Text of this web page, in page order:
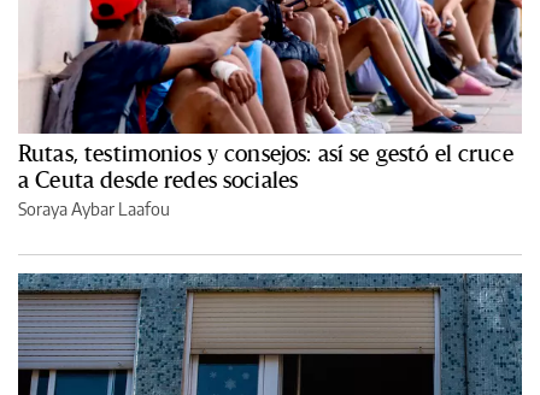
Rutas, testimonios y consejos: así se gestó el cruce
a Ceuta desde redes sociales
Soraya Aybar Laafou